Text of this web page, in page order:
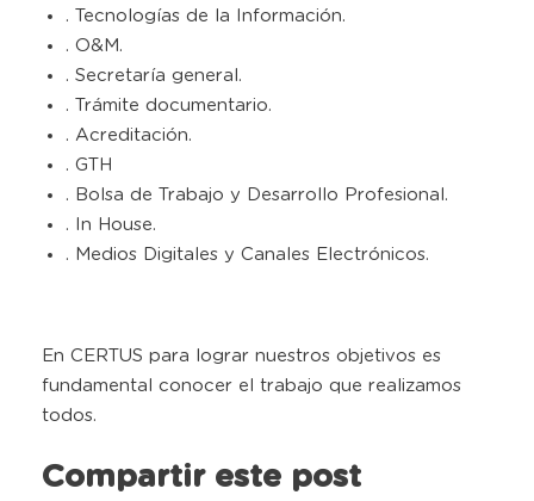
. Tecnologías de la Información.
. O&M.
. Secretaría general.
. Trámite documentario.
. Acreditación.
. GTH
. Bolsa de Trabajo y Desarrollo Profesional.
. In House.
. Medios Digitales y Canales Electrónicos.
En CERTUS para lograr nuestros objetivos es
fundamental conocer el trabajo que realizamos
todos.
Compartir este post